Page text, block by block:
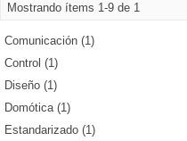
Mostrando ítems 1-9 de 1
Comunicación (1)
Control (1)
Diseño (1)
Domótica (1)
Estandarizado (1)